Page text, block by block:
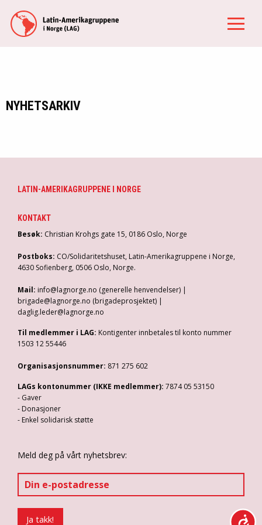
NYHETSARKIV
LATIN-AMERIKAGRUPPENE I NORGE
KONTAKT
Besøk: Christian Krohgs gate 15, 0186 Oslo, Norge
Postboks: CO/Solidaritetshuset, Latin-Amerikagruppene i Norge,
4630 Sofienberg, 0506 Oslo, Norge.
Mail: info@lagnorge.no (generelle henvendelser) |
brigade@lagnorge.no (brigadeprosjektet) |
daglig.leder@lagnorge.no
Til medlemmer i LAG: Kontigenter innbetales til konto nummer
1503 12 55446
Organisasjonsnummer: 871 275 602
LAGs kontonummer (IKKE medlemmer): 7874 05 53150
- Gaver
- Donasjoner
- Enkel solidarisk støtte
Meld deg på vårt nyhetsbrev: